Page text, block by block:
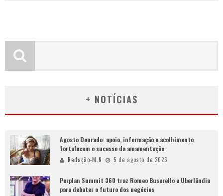
+ NOTÍCIAS
Agosto Dourado: apoio, informação e acolhimento
fortalecem o sucesso da amamentação
Redação-M.N 5 de agosto de 2026
Perplan Summit 360 traz Romeo Busarello a Uberlândia
para debater o futuro dos negócios